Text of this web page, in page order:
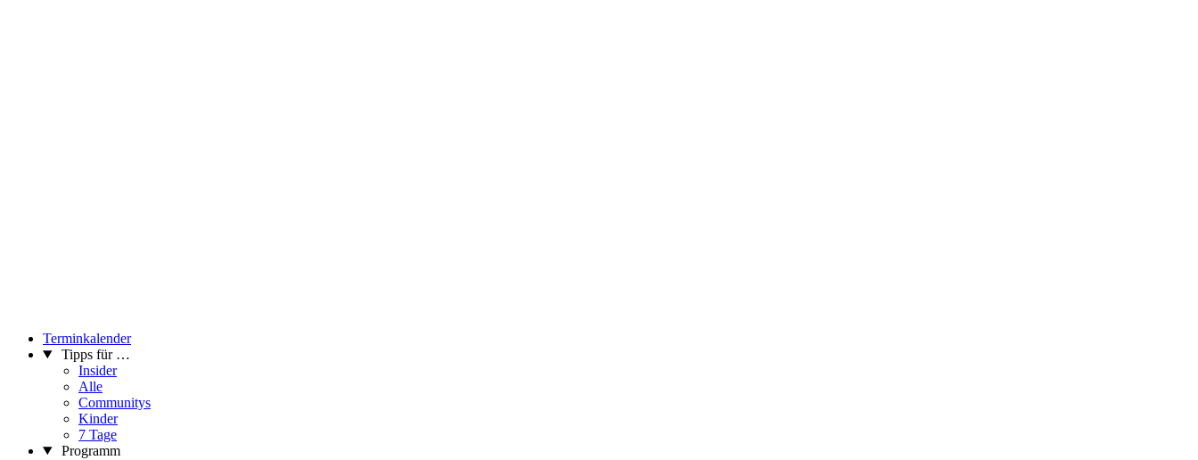
Terminkalender
Tipps für …
Insider
Alle
Communitys
Kinder
7 Tage
Programm